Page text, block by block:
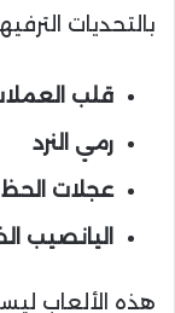
بالتحديات
قلب
رمي النرد
عجلات الحظ
اليانصيب
هذه الألعاب